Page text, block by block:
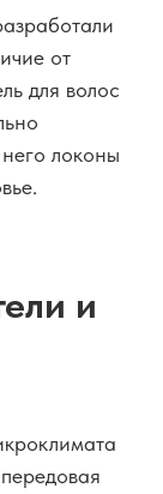
от
для волос
локоны
и